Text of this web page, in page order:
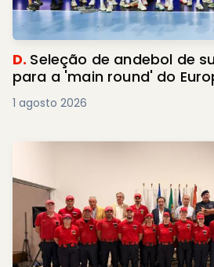
D. Seleção de andebol de
para a 'main round' do
1 agosto 2026